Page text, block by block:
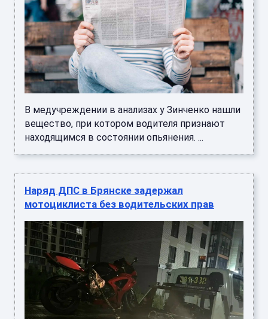
В медучреждении в анализах у Зинченко нашли
вещество, при котором водителя признают
находящимся в состоянии опьянения. ...
Наряд ДПС в Брянске задержал
мотоциклиста без водительских прав